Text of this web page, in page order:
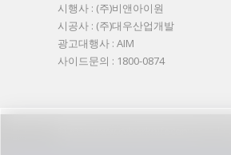
시행사 : (주)비앤아이원
시공사 : (주)대우산업개발
광고대행사 : AIM
사이드문의 : 1800-0874